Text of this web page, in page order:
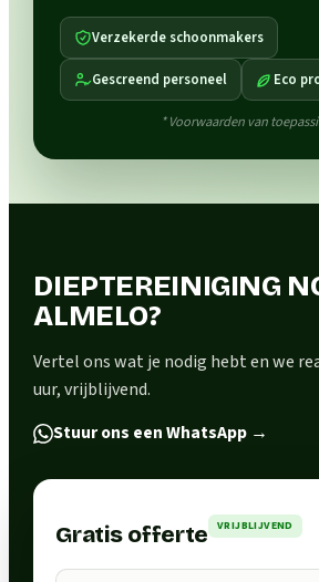
Verzekerde schoonmakers
Gescreend personeel Eco
* Voorwaarden van
DIEPTEREINIGING
ALMELO?
Vertel ons wat je nodig hebt en we
uur, vrijblijvend.
Stuur ons een WhatsApp →
Gratis offerte VRIJBLIJVEND